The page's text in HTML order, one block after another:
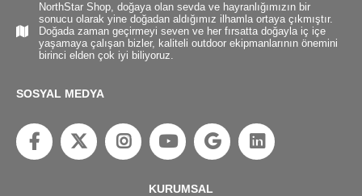
NorthStar Shop, doğaya olan sevda ve hayranlığımızın bir
sonucu olarak yine doğadan aldığımız ilhamla ortaya çıkmıştır.
Doğada zaman geçirmeyi seven ve her fırsatta doğayla iç içe
yaşamaya çalışan bizler, kaliteli outdoor ekipmanlarının önemini
birinci elden çok iyi biliyoruz.
SOSYAL MEDYA
KURUMSAL